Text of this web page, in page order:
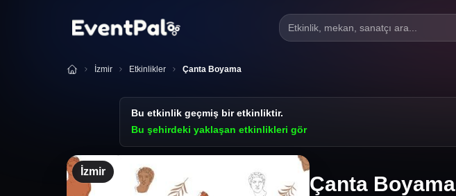
Etkinlik, mekan, sanatçı ara...
İzmir Etkinlikler Çanta Boyama
Bu etkinlik geçmiş bir etkinliktir.
Bu şehirdeki yaklaşan etkinlikleri gör
İzmir
Çanta Boyama